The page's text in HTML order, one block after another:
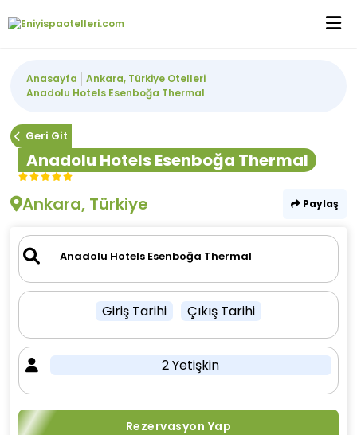
Anasayfa
Ankara, Türkiye Otelleri
Anadolu Hotels Esenboğa Thermal
Geri Git
Anadolu Hotels Esenboğa Thermal
Ankara, Türkiye
Paylaş
Giriş Tarihi Çıkış Tarihi
2 Yetişkin
Rezervasyon Yap